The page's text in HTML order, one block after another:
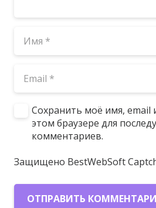
Сохранить моё имя, email
этом браузере для
комментариев.
Защищено BestWebSoft
ОТПРАВИТЬ